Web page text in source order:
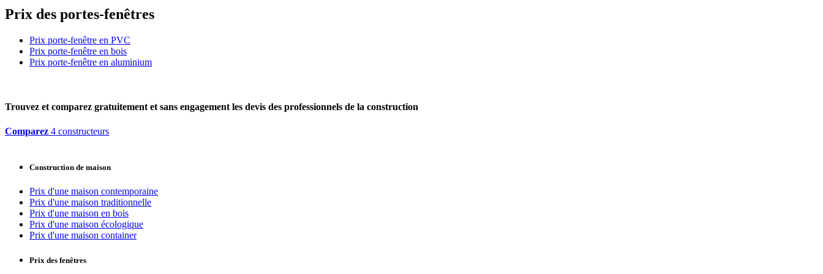
Prix des portes-fenêtres
Prix porte-fenêtre en PVC
Prix porte-fenêtre en bois
Prix porte-fenêtre en aluminium
Trouvez et comparez gratuitement et sans engagement les devis des professionnels de la construction
Comparez 4 constructeurs
Construction de maison
Prix d'une maison contemporaine
Prix d'une maison traditionnelle
Prix d'une maison en bois
Prix d'une maison écologique
Prix d'une maison container
Prix des fenêtres